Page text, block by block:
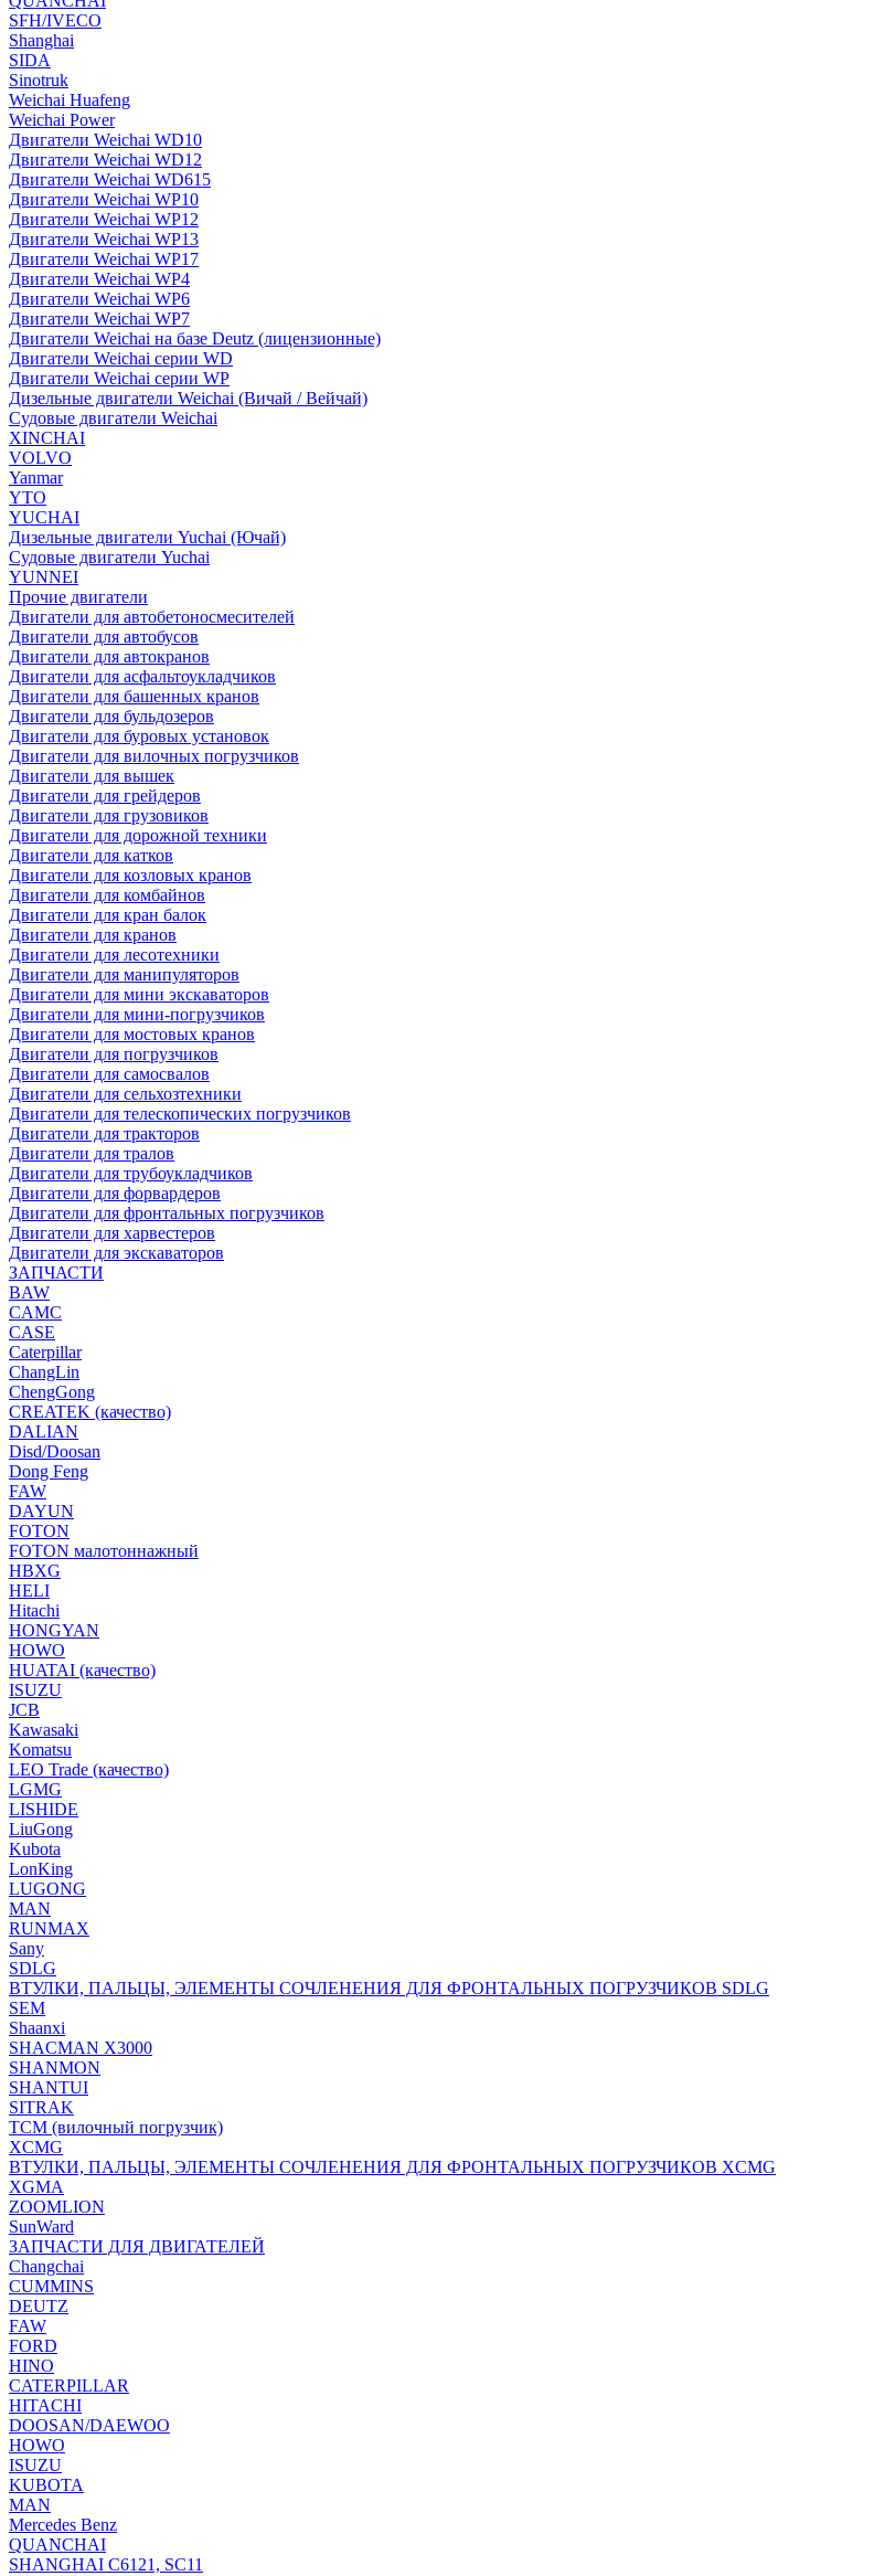
SFH/IVECO
Shanghai
SIDA
Sinotruk
Weichai Huafeng
Weichai Power
Двигатели Weichai WD10
Двигатели Weichai WD12
Двигатели Weichai WD615
Двигатели Weichai WP10
Двигатели Weichai WP12
Двигатели Weichai WP13
Двигатели Weichai WP17
Двигатели Weichai WP4
Двигатели Weichai WP6
Двигатели Weichai WP7
Двигатели Weichai на базе Deutz (лицензионные)
Двигатели Weichai серии WD
Двигатели Weichai серии WP
Дизельные двигатели Weichai (Вичай / Вейчай)
Судовые двигатели Weichai
XINCHAI
VOLVO
Yanmar
YTO
YUCHAI
Дизельные двигатели Yuchai (Ючай)
Судовые двигатели Yuchai
YUNNEI
Прочие двигатели
Двигатели для автобетоносмесителей
Двигатели для автобусов
Двигатели для автокранов
Двигатели для асфальтоукладчиков
Двигатели для башенных кранов
Двигатели для бульдозеров
Двигатели для буровых установок
Двигатели для вилочных погрузчиков
Двигатели для вышек
Двигатели для грейдеров
Двигатели для грузовиков
Двигатели для дорожной техники
Двигатели для катков
Двигатели для козловых кранов
Двигатели для комбайнов
Двигатели для кран балок
Двигатели для кранов
Двигатели для лесотехники
Двигатели для манипуляторов
Двигатели для мини экскаваторов
Двигатели для мини-погрузчиков
Двигатели для мостовых кранов
Двигатели для погрузчиков
Двигатели для самосвалов
Двигатели для сельхозтехники
Двигатели для телескопических погрузчиков
Двигатели для тракторов
Двигатели для тралов
Двигатели для трубоукладчиков
Двигатели для форвардеров
Двигатели для фронтальных погрузчиков
Двигатели для харвестеров
Двигатели для экскаваторов
ЗАПЧАСТИ
BAW
CAMC
CASE
Caterpillar
ChangLin
ChengGong
CREATEK (качество)
DALIAN
Disd/Doosan
Dong Feng
FAW
DAYUN
FOTON
FOTON малотоннажный
HBXG
HELI
Hitachi
HONGYAN
HOWO
HUATAI (качество)
ISUZU
JCB
Kawasaki
Komatsu
LEO Trade (качество)
LGMG
LISHIDE
LiuGong
Kubota
LonKing
LUGONG
MAN
RUNMAX
Sany
SDLG
ВТУЛКИ, ПАЛЬЦЫ, ЭЛЕМЕНТЫ СОЧЛЕНЕНИЯ ДЛЯ ФРОНТАЛЬНЫХ ПОГРУЗЧИКОВ SDLG
SEM
Shaanxi
SHACMAN X3000
SHANMON
SHANTUI
SITRAK
TCM (вилочный погрузчик)
XCMG
ВТУЛКИ, ПАЛЬЦЫ, ЭЛЕМЕНТЫ СОЧЛЕНЕНИЯ ДЛЯ ФРОНТАЛЬНЫХ ПОГРУЗЧИКОВ XCMG
XGMA
ZOOMLION
SunWard
ЗАПЧАСТИ ДЛЯ ДВИГАТЕЛЕЙ
Changchai
CUMMINS
DEUTZ
FAW
FORD
HINO
CATERPILLAR
HITACHI
DOOSAN/DAEWOO
HOWO
ISUZU
KUBOTA
MAN
Mercedes Benz
QUANCHAI
SHANGHAI C6121, SC11